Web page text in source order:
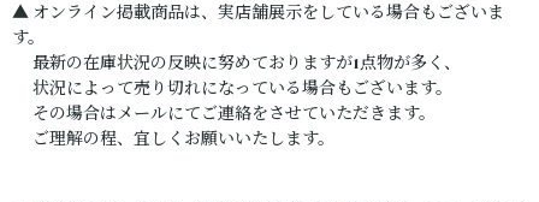
▲ オンライン掲載商品は、実店舗展示をしている場合もございま
す。
最新の在庫状況の反映に努めておりますが1点物が多く、
状況によって売り切れになっている場合もございます。
その場合はメールにてご連絡をさせていただきます。
ご理解の程、宜しくお願いいたします。